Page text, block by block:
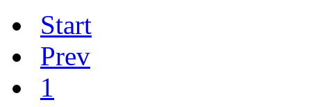
Start
Prev
1